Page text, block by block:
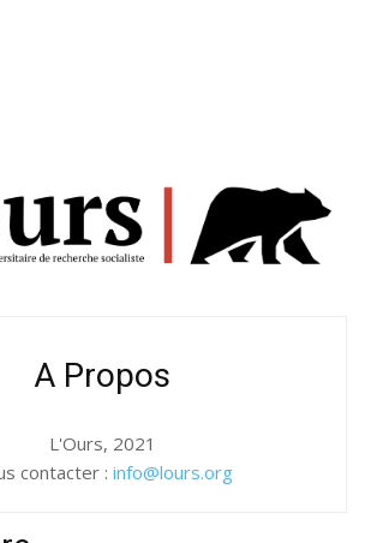
A Propos
L'Ours, 2021
contacter : info@lours.org